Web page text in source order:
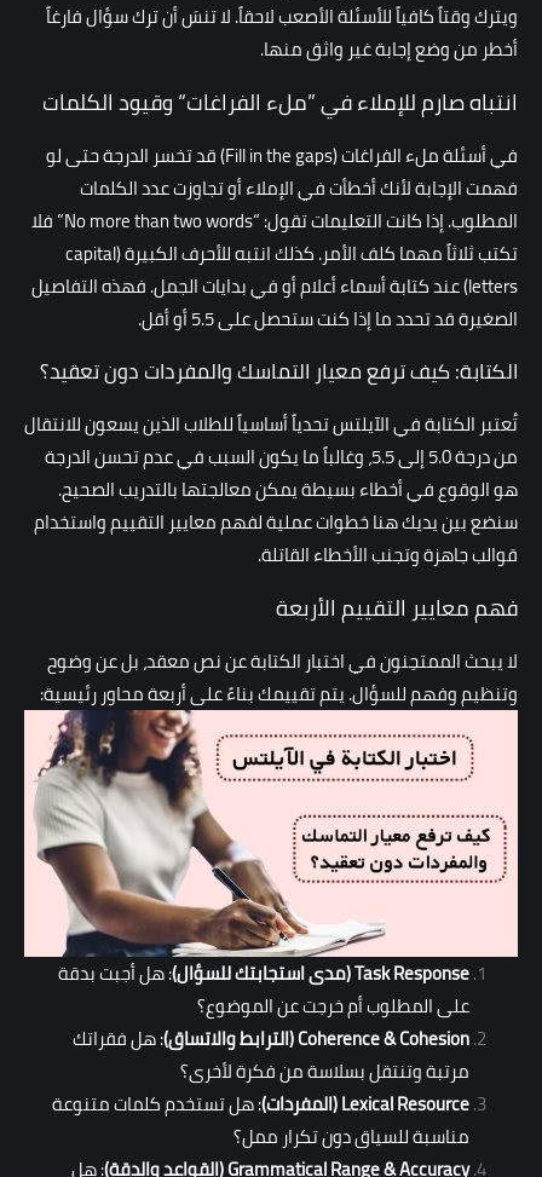
ويترك وقتاً كافياً للأسئلة الأصعب لاحقاً. لا تنسَ أن ترك سؤال فارغاً
أخطر من وضع إجابة غير واثق منها.
انتباه صارم للإملاء في ”ملء الفراغات“ وقيود الكلمات
في أسئلة ملء الفراغات (Fill in the gaps) قد تخسر الدرجة حتى لو
فهمت الإجابة لأنك أخطأت في الإملاء أو تجاوزت عدد الكلمات
المطلوب. إذا كانت التعليمات تقول: “No more than two words” فلا
تكتب ثلاثاً مهما كلف الأمر. كذلك انتبه للأحرف الكبيرة (capital
letters) عند كتابة أسماء أعلام أو في بدايات الجمل. فهذه التفاصيل
الصغيرة قد تحدد ما إذا كنت ستحصل على 5.5 أو أقل.
الكتابة: كيف ترفع معيار التماسك والمفردات دون تعقيد؟
تُعتبر الكتابة في الآيلتس تحدياً أساسياً للطلاب الذين يسعون للانتقال
من درجة 5.0 إلى 5.5، وغالباً ما يكون السبب في عدم تحسن الدرجة
هو الوقوع في أخطاء بسيطة يمكن معالجتها بالتدريب الصحيح.
سنضع بين يديك هنا خطوات عملية لفهم معايير التقييم واستخدام
قوالب جاهزة وتجنب الأخطاء القاتلة.
فهم معايير التقييم الأربعة
لا يبحث الممتحِنون في اختبار الكتابة عن نص معقد، بل عن وضوح
وتنظيم وفهم للسؤال. يتم تقييمك بناءً على أربعة محاور رئيسية:
Task Response(مدى استجابتك للسؤال): هل أجبت بدقة
على المطلوب أم خرجت عن الموضوع؟
Coherence & Cohesion(الترابط والاتساق): هل فقراتك
مرتبة وتنتقل بسلاسة من فكرة لأخرى؟
Lexical Resource(المفردات): هل تستخدم كلمات متنوعة
مناسبة للسياق دون تكرار ممل؟
Grammatical Range & Accuracy(القواعد والدقة): هل